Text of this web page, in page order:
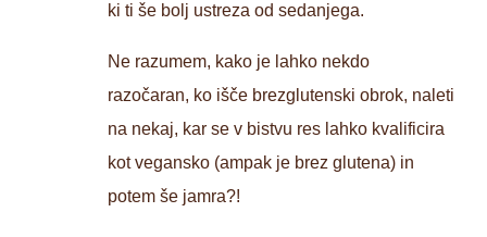
ki ti še bolj ustreza od sedanjega.
Ne razumem, kako je lahko nekdo
razočaran, ko išče brezglutenski obrok, naleti
na nekaj, kar se v bistvu res lahko kvalificira
kot vegansko (ampak je brez glutena) in
potem še jamra?!